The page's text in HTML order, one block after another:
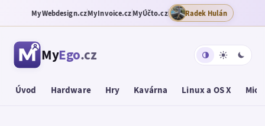
MyWebdesign.czMyInvoice.czMyÚčto.cz Radek Hulán
MyEgo.cz
Úvod Hardware Hry Kavárna Linux a OS X